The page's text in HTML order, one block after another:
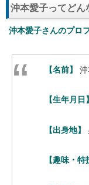
沖本愛子ってどん
沖本愛子さんのプロ
【名前】 沖
【生年月日】
【出身地】
【趣味・特